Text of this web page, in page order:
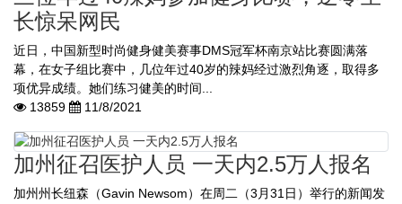
长惊呆网民
近日，中国新型时尚健身健美赛事DMS冠军杯南京站比赛圆满落
幕，在女子组比赛中，几位年过40岁的辣妈经过激烈角逐，取得多
项优异成绩。她们练习健美的时间...
13859
11/8/2021
加州征召医护人员 一天内2.5万人报名
加州州长纽森（Gavin Newsom）在周二（3月31日）举行的新闻发